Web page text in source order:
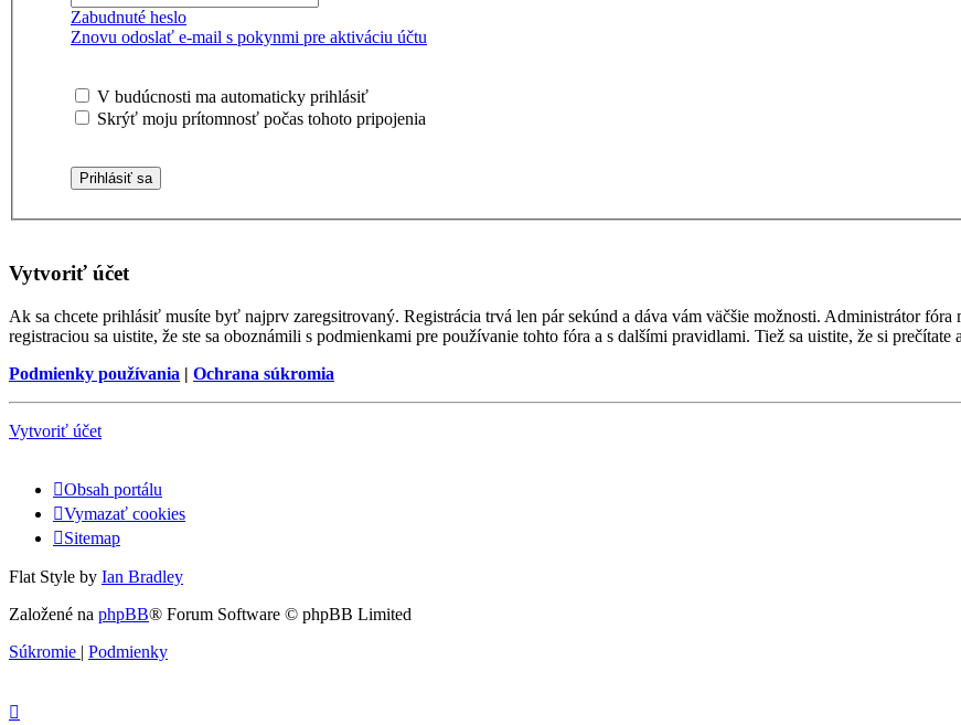
Zabudnuté heslo
Znovu odoslať e-mail s pokynmi pre aktiváciu účtu
V budúcnosti ma automaticky prihlásiť
Skrýť moju prítomnosť počas tohoto pripojenia
Vytvoriť účet
Ak sa chcete prihlásiť musíte byť najprv zaregsitrovaný. Registrácia trvá len pár sekúnd a dáva vám väčšie možnosti. Administrátor
registraciou sa uistite, že ste sa oboznámili s podmienkami pre používanie tohto fóra a s dalšími pravidlami. Tiež sa uistite, že si
Podmienky používania | Ochrana súkromia
Vytvoriť účet
Obsah portálu
Vymazať cookies
Sitemap
Flat Style by Ian Bradley
Založené na phpBB® Forum Software © phpBB Limited
Súkromie | Podmienky